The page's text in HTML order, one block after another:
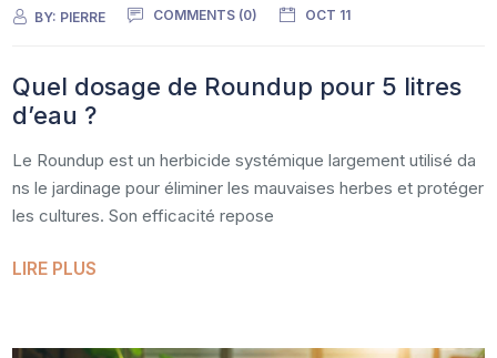
BY: PIERRE COMMENTS (0) OCT 11
Quel dosage de Roundup pour 5 litres
d’eau​ ?
Le Roundup est un herbicide systémique largement utilisé da
ns le jardinage pour éliminer les mauvaises herbes et protéger
les cultures. Son efficacité repose
LIRE PLUS